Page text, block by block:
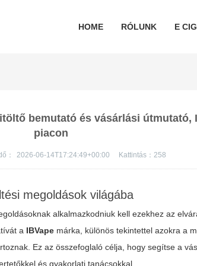
HOME RÓLUNK E
bemutató és vásárlási útmutató,
piacon
： 2026-06-14T17:24:49+00:00 Kattintás：258
megoldások világába
alkalmazkodniuk kell ezekhez az
a IBVape márka, különös tekintettel azokra a
Ez az összefoglaló célja, hogy segítse a
és gyakorlati tanácsokkal.